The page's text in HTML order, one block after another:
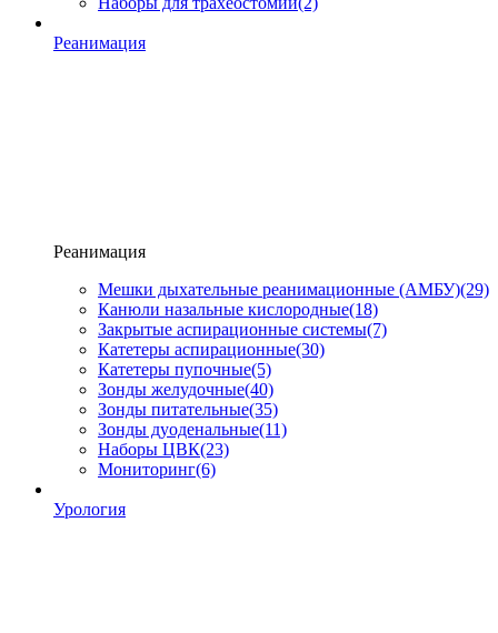
Реанимация
Реанимация
Мешки дыхательные реанимационные (АМБУ)(29)
Канюли назальные кислородные(18)
Закрытые аспирационные системы(7)
Катетеры аспирационные(30)
Катетеры пупочные(5)
Зонды желудочные(40)
Зонды питательные(35)
Зонды дуоденальные(11)
Наборы ЦВК(23)
Мониторинг(6)
Урология